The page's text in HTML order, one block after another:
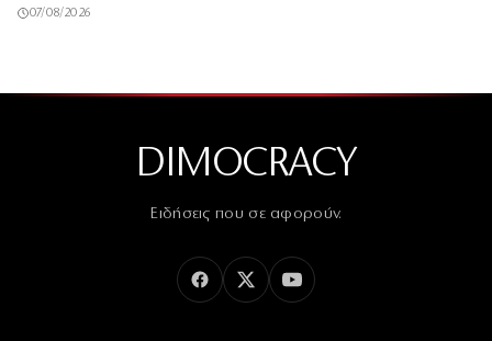
07/08/2026
DIMOCRACY
Ειδήσεις που σε αφορούν.